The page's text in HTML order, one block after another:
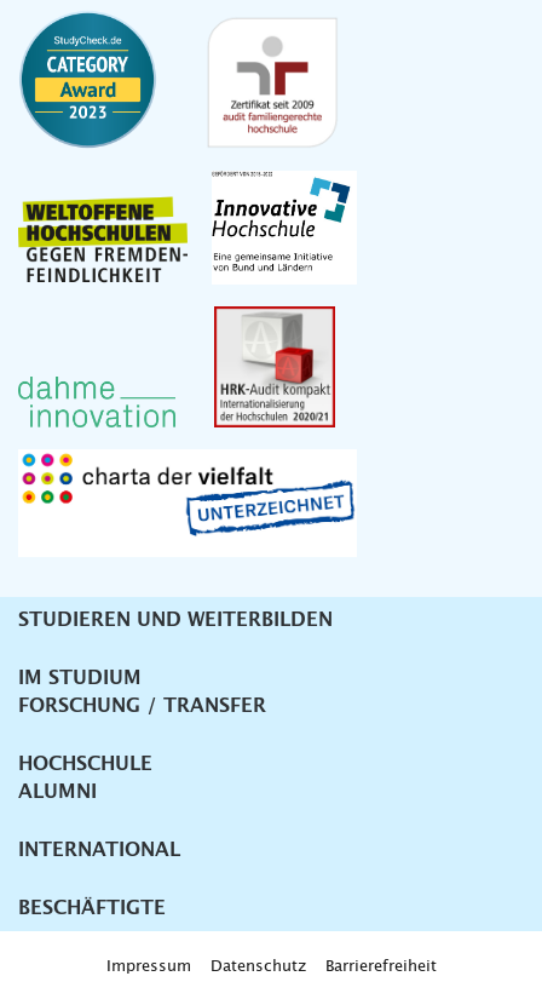
Unternavigation
STUDIEREN UND WEITERBILDEN
IM STUDIUM
FORSCHUNG / TRANSFER
HOCHSCHULE
ALUMNI
INTERNATIONAL
BESCHÄFTIGTE
Impressum Datenschutz Barrierefreiheit